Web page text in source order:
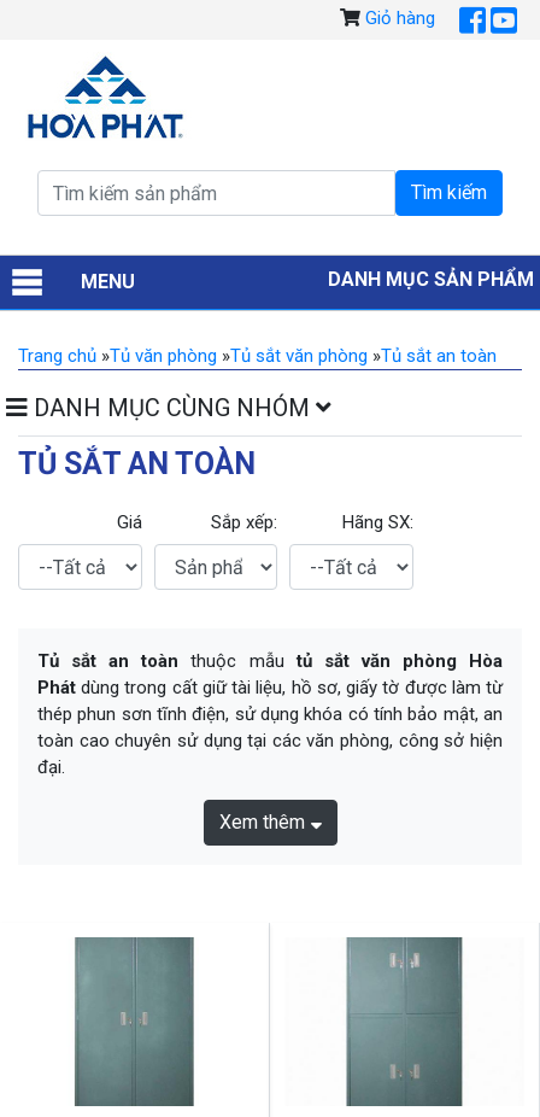
Giỏ hàng
MENU DANH MỤC SẢN PHẨM
Trang chủ »Tủ văn phòng »Tủ sắt văn phòng »Tủ sắt an toàn
DANH MỤC CÙNG NHÓM
TỦ SẮT AN TOÀN
Giá Sắp xếp: Hãng SX:
Tủ sắt an toànthuộc mẫutủ sắt văn phòng Hòa
Phát dùng trong cất giữ tài liệu, hồ sơ, giấy tờ được làm từ
thép phun sơn tĩnh điện, sử dụng khóa có tính bảo mật, an
toàn cao chuyên sử dụng tại các văn phòng, công sở hiện
đại.
Xem thêm